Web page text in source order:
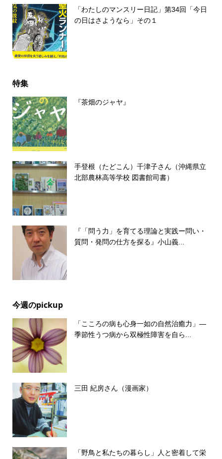
「わたしのマンスリー日記」第34回「今日
の日はさようなら」その１
特集
『茶畑のジャヤ』
手登根（たどこん）千津子さん（沖縄県立
北部農林高等学校 図書館司書）
『「問う力」を育てる理論と実践ー問い・
質問・発問の仕方を探る』小山義...
今週のpickup
「こころの病も心身一如の自然治癒力」―
季節性うつ病から双極性障害を自ら...
三田 紀房さん（漫画家）
「野鳥と私たちの暮らし」人と密着して栄